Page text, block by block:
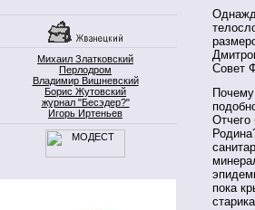
Михаил Златковский
Перлодром
Владимир Вишневский
Борис Жутовский
журнал "Бесэдер?"
Игорь Иртеньев
Совет
Отчего
пока